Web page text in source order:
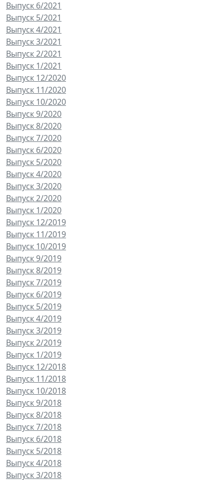
Выпуск 6/2021
Выпуск 5/2021
Выпуск 4/2021
Выпуск 3/2021
Выпуск 2/2021
Выпуск 1/2021
Выпуск 12/2020
Выпуск 11/2020
Выпуск 10/2020
Выпуск 9/2020
Выпуск 8/2020
Выпуск 7/2020
Выпуск 6/2020
Выпуск 5/2020
Выпуск 4/2020
Выпуск 3/2020
Выпуск 2/2020
Выпуск 1/2020
Выпуск 12/2019
Выпуск 11/2019
Выпуск 10/2019
Выпуск 9/2019
Выпуск 8/2019
Выпуск 7/2019
Выпуск 6/2019
Выпуск 5/2019
Выпуск 4/2019
Выпуск 3/2019
Выпуск 2/2019
Выпуск 1/2019
Выпуск 12/2018
Выпуск 11/2018
Выпуск 10/2018
Выпуск 9/2018
Выпуск 8/2018
Выпуск 7/2018
Выпуск 6/2018
Выпуск 5/2018
Выпуск 4/2018
Выпуск 3/2018